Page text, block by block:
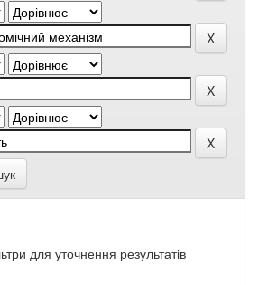
для уточнення результатів